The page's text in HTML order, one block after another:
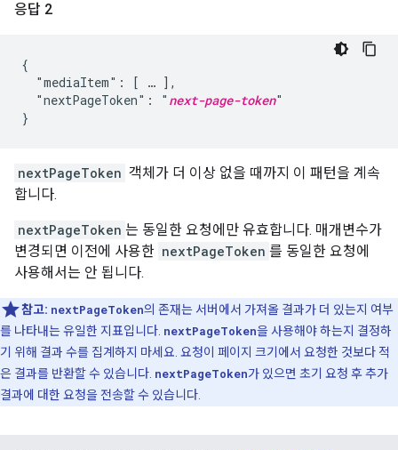
응답 2
{
  "mediaItem": [ … ],
  "nextPageToken": "
next-page-token"
}
nextPageToken 객체가 더 이상 없을 때까지 이 패턴을 계속
합니다.
nextPageToken 는 동일한 요청에만 유효합니다. 매개변수가
변경되면 이전에 사용한 nextPageToken 를 동일한 요청에
사용해서는 안 됩니다.
참고: nextPageToken의 존재는 서버에서 가져올 결과가 더 있는지 여부
를 나타내는 유일한 지표입니다. nextPageToken을 사용해야 하는지 결정하
기 위해 결과 수를 집계하지 마세요. 요청이 페이지 크기에서 요청한 것보다 적
은 결과를 반환할 수 있습니다. nextPageToken가 있으면 초기 요청 후 추가
결과에 대한 요청을 전송할 수 있습니다.